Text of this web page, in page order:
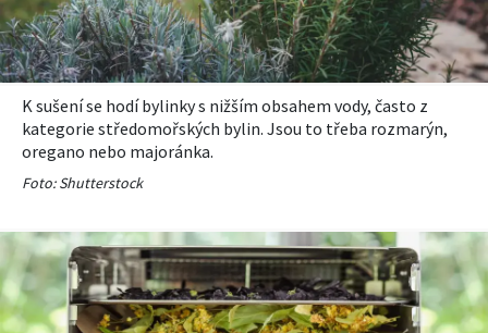
K sušení se hodí bylinky s nižším obsahem vody, často z
kategorie středomořských bylin. Jsou to třeba rozmarýn,
oregano nebo majoránka.
Foto: Shutterstock